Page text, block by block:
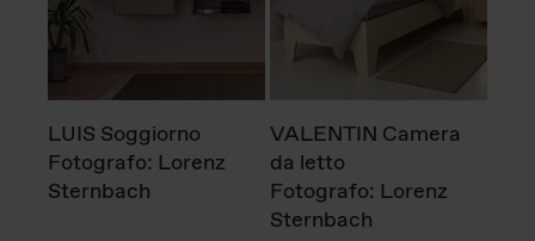
LUIS Soggiorno
Fotografo: Lorenz
Sternbach
VALENTIN Camera
da letto
Fotografo: Lorenz
Sternbach